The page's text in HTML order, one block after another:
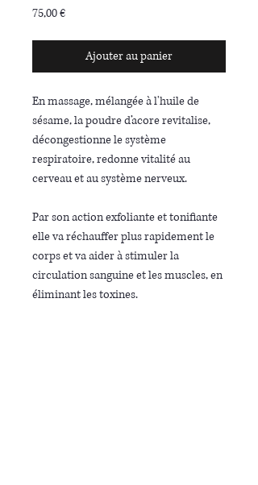
75,00 €Prix
Ajouter au panier
En massage, mélangée à l'huile de
sésame, la poudre d’acore revitalise,
décongestionne le système
respiratoire, redonne vitalité au
cerveau et au système nerveux.
Par son action exfoliante et tonifiante
elle va réchauffer plus rapidement le
corps et va aider à stimuler la
circulation sanguine et les muscles, en
éliminant les toxines.